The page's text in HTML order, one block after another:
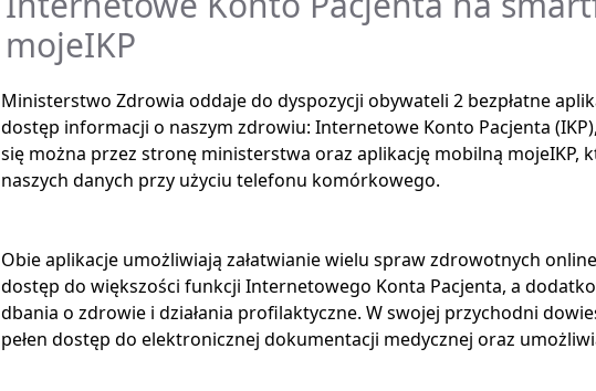
mojeIKP
Ministerstwo Zdrowia oddaje do dyspozycji obywateli 2 bezpłatne
dostęp informacji o naszym zdrowiu: Internetowe Konto Pacjenta
się można przez stronę ministerstwa oraz aplikację mobilną mojeIKP,
naszych danych przy użyciu telefonu komórkowego.
Obie aplikacje umożliwiają załatwianie wielu spraw zdrowotnych
dostęp do większości funkcji Internetowego Konta Pacjenta, a
dbania o zdrowie i działania profilaktyczne. W swojej przychodni
pełen dostęp do elektronicznej dokumentacji medycznej oraz